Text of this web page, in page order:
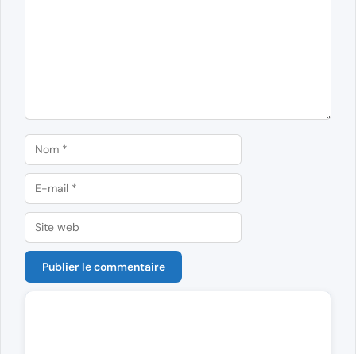
Nom
E-
mail
Site
web